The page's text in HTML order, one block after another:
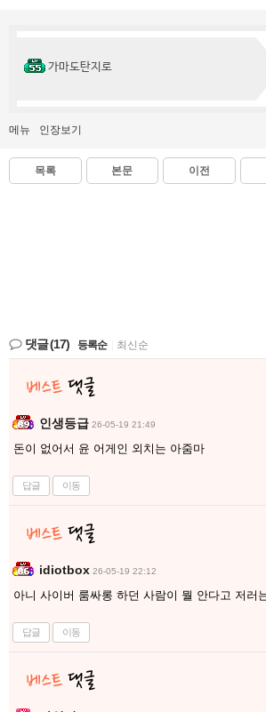
가마도탄지로
메뉴 인장보기
목록 본문 이전
댓글(17) 등록순 최신순
인생등급 26-05-19 21:49
돈이 없어서 윤 어게인 외치는 아줌마
답글 이동
idiotbox 26-05-19 22:12
아니 사이버 룸싸롱 하던 사람이 뭘 안다고 저러
답글 이동